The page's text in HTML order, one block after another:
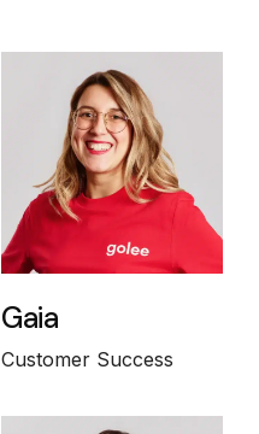
Gaia
Customer Success